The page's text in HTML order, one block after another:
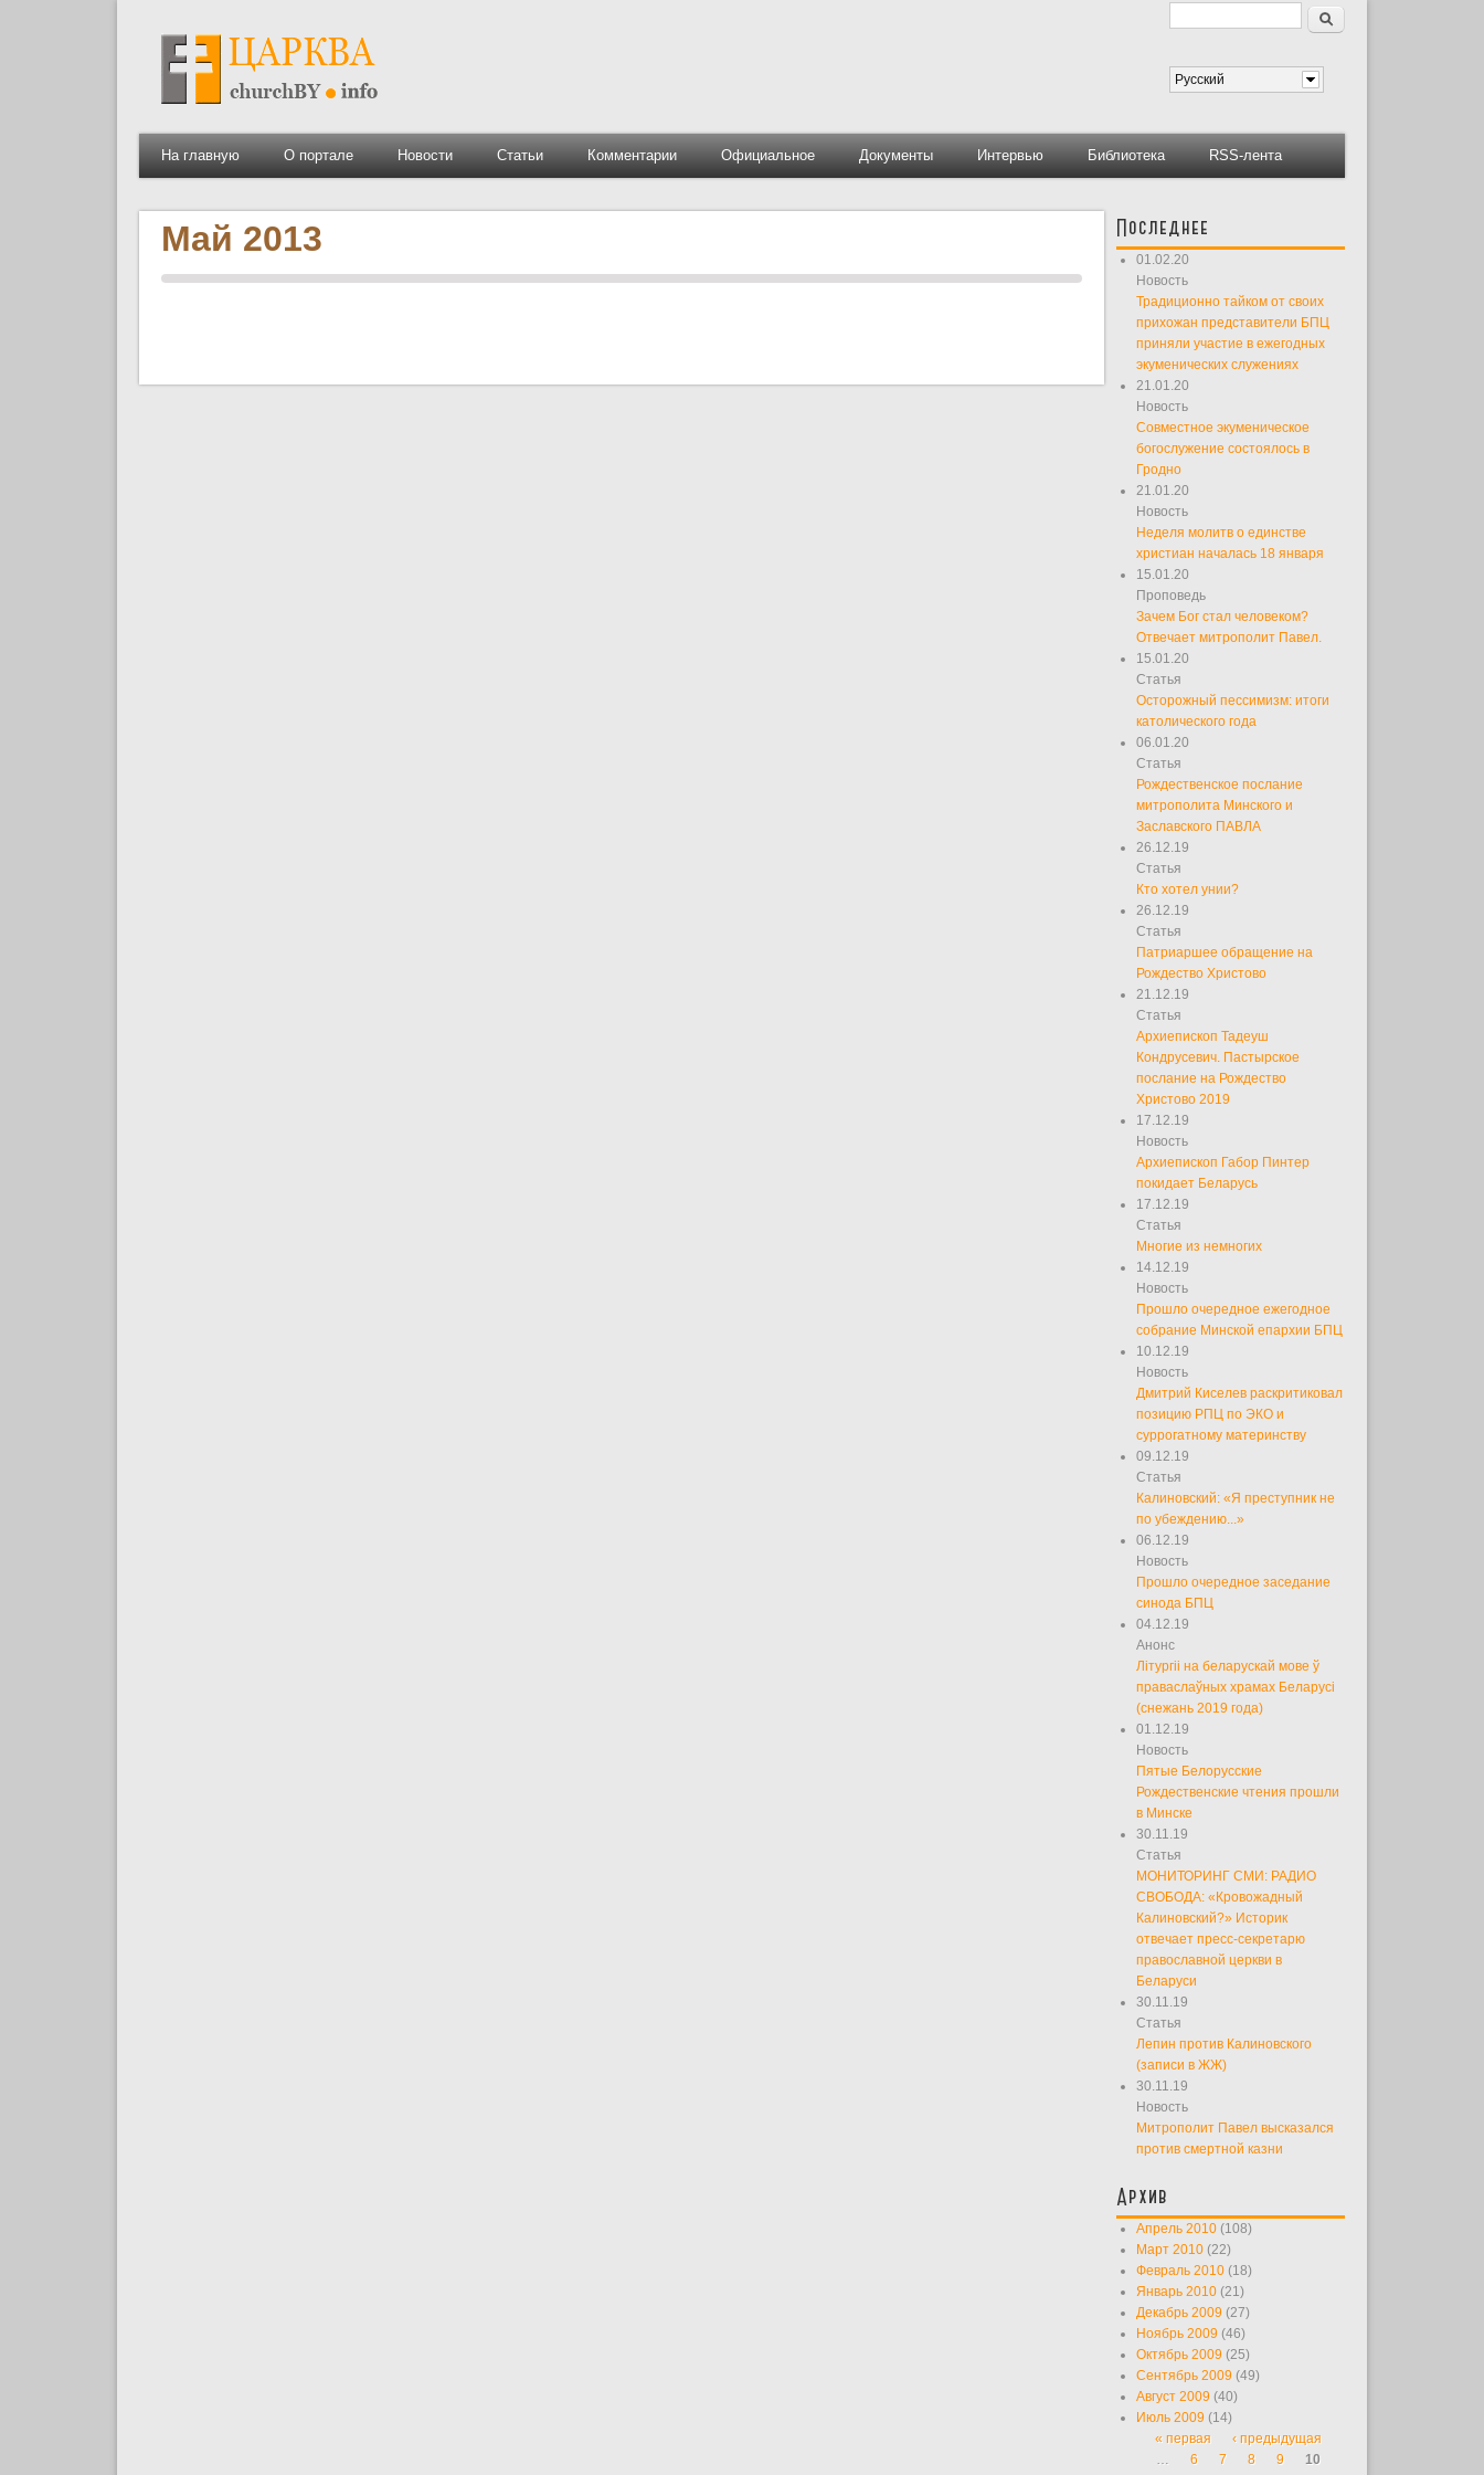
Форма поиска
Поиск
Русский
На главную О портале Новости Статьи Комментарии Официальное Документы Интервью Библиотека RSS-лента
Май 2013 Последнее
01.02.20
Новость
Традиционно тайком от своих
прихожан представители БПЦ
приняли участие в ежегодных
экуменических служениях
21.01.20
Новость
Совместное экуменическое
богослужение состоялось в
Гродно
21.01.20
Новость
Неделя молитв о единстве
христиан началась 18 января
15.01.20
Проповедь
Зачем Бог стал человеком?
Отвечает митрополит Павел.
15.01.20
Статья
Осторожный пессимизм: итоги
католического года
06.01.20
Статья
Рождественское послание
митрополита Минского и
Заславского ПАВЛА
26.12.19
Статья
Кто хотел унии?
26.12.19
Статья
Патриаршее обращение на
Рождество Христово
21.12.19
Статья
Архиепископ Тадеуш
Кондрусевич. Пастырское
послание на Рождество
Христово 2019
17.12.19
Новость
Архиепископ Габор Пинтер
покидает Беларусь
17.12.19
Статья
Многие из немногих
14.12.19
Новость
Прошло очередное ежегодное
собрание Минской епархии БПЦ
10.12.19
Новость
Дмитрий Киселев раскритиковал
позицию РПЦ по ЭКО и
суррогатному материнству
09.12.19
Статья
Калиновский: «Я преступник не
по убеждению...»
06.12.19
Новость
Прошло очередное заседание
синода БПЦ
04.12.19
Анонс
Літургіі на беларускай мове ў
праваслаўных храмах Беларусі
(снежань 2019 года)
01.12.19
Новость
Пятые Белорусские
Рождественские чтения прошли
в Минске
30.11.19
Статья
МОНИТОРИНГ СМИ: РАДИО
СВОБОДА: «Кровожадный
Калиновский?» Историк
отвечает пресс-секретарю
православной церкви в
Беларуси
30.11.19
Статья
Лепин против Калиновского
(записи в ЖЖ)
30.11.19
Новость
Митрополит Павел высказался
против смертной казни
Архив
Апрель 2010 (108)
Март 2010 (22)
Февраль 2010 (18)
Январь 2010 (21)
Декабрь 2009 (27)
Ноябрь 2009 (46)
Октябрь 2009 (25)
Сентябрь 2009 (49)
Август 2009 (40)
Июль 2009 (14)
Страницы
« первая
‹ предыдущая
…
6 7 8 9
10